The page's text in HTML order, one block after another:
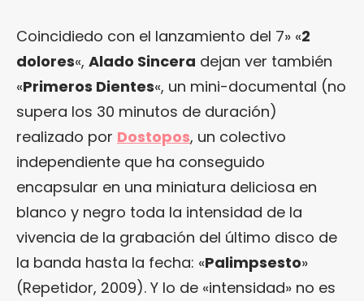
Coincidiedo con el lanzamiento del 7» «2
dolores«, Alado Sincera dejan ver también
«Primeros Dientes«, un mini-documental (no
supera los 30 minutos de duración)
realizado por Dostopos, un colectivo
independiente que ha conseguido
encapsular en una miniatura deliciosa en
blanco y negro toda la intensidad de la
vivencia de la grabación del último disco de
la banda hasta la fecha: «Palimpsesto»
(Repetidor, 2009). Y lo de «intensidad» no es